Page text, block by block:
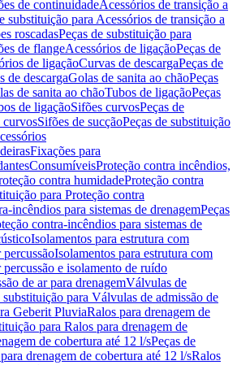
de continuidadeAcessórios de transição a
substituição para Acessórios de transição a
roscadasPeças de substituição para
de flangeAcessórios de ligaçãoPeças de
de ligaçãoCurvas de descargaPeças de
de descargaGolas de sanita ao chãoPeças
de sanita ao chãoTubos de ligaçãoPeças
de ligaçãoSifões curvosPeças de
curvosSifões de sucçãoPeças de substituição
Fixações para
ConsumíveisProteção contra incêndios,
contra humidadeProteção contra
para Proteção contra
incêndios para sistemas de drenagemPeças
contra-incêndios para sistemas de
Isolamentos para estrutura com
Isolamentos para estrutura com
e isolamento de ruído
de ar para drenagemVálvulas de
substituição para Válvulas de admissão de
Geberit PluviaRalos para drenagem de
para Ralos para drenagem de
de cobertura até 12 l/sPeças de
drenagem de cobertura até 12 l/sRalos